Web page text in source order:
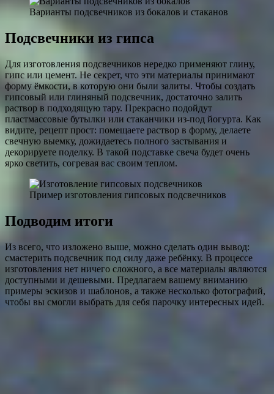
Варианты подсвечников из бокалов и стаканов
Подсвечники из гипса
Для изготовления подсвечников нередко применяют глину,
гипс или цемент. Не секрет, что эти материалы принимают
форму ёмкости, в которую они были залиты. Чтобы создать
гипсовый или глиняный подсвечник, достаточно залить
раствор в подходящую тару. Прекрасно подойдут
пластмассовые бутылки или стаканчики из-под йогурта. Как
видите, рецепт прост: помещаете раствор в форму, делаете
свечную выемку, дожидаетесь полного застывания и
декорируете поделку. В такой подставке свеча будет очень
ярко светить, согревая вас своим теплом.
Пример изготовления гипсовых подсвечников
Подводим итоги
Из всего, что изложено выше, можно сделать один вывод:
смастерить подсвечник под силу даже ребёнку. В процессе
изготовления нет ничего сложного, а все материалы являются
доступными и дешевыми. Предлагаем вашему вниманию
примеры эскизов и шаблонов, а также несколько фотографий,
чтобы вы смогли выбрать для себя парочку интересных идей.